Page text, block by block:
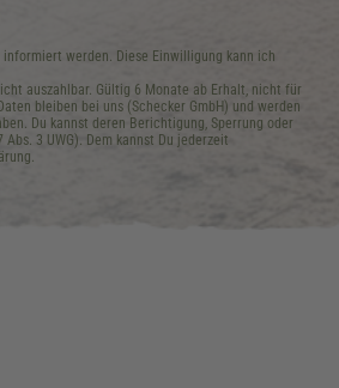
informiert werden. Diese Einwilligung kann ich
auszahlbar. Gültig 6 Monate ab Erhalt, nicht für
bleiben bei uns (Schecker GmbH) und werden
Du kannst deren Berichtigung, Sperrung oder
3 UWG). Dem kannst Du jederzeit